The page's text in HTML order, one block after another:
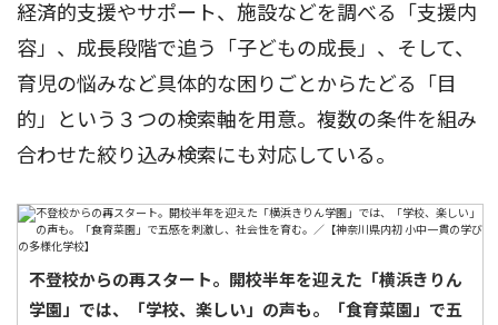
経済的支援やサポート、施設などを調べる「支援内
容」、成長段階で追う「子どもの成長」、そして、
育児の悩みなど具体的な困りごとからたどる「目
的」という３つの検索軸を用意。複数の条件を組み
合わせた絞り込み検索にも対応している。
不登校からの再スタート。開校半年を迎えた「横浜きりん
学園」では、「学校、楽しい」の声も。「食育菜園」で五